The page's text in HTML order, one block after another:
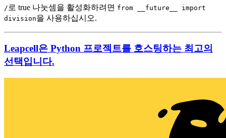
/ 로 true 나눗셈을 활성화하려면 from __future__ import
division을 사용하십시오.
Leapcell은 Python 프로젝트를 호스팅하는 최고의
선택입니다.